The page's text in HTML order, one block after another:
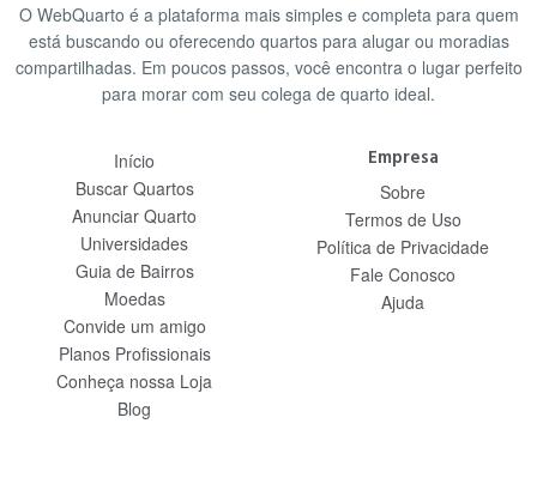
O WebQuarto é a plataforma mais simples e completa para quem
está buscando ou oferecendo quartos para alugar ou moradias
compartilhadas. Em poucos passos, você encontra o lugar perfeito
para morar com seu colega de quarto ideal.
Início
Buscar Quartos
Anunciar Quarto
Universidades
Guia de Bairros
Moedas
Convide um amigo
Planos Profissionais
Conheça nossa Loja
Blog
Empresa
Sobre
Termos de Uso
Política de Privacidade
Fale Conosco
Ajuda